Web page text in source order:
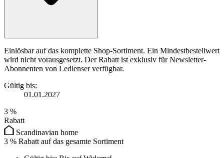
Einlösbar auf das komplette Shop-Sortiment. Ein Mindestbestellwert
wird nicht vorausgesetzt. Der Rabatt ist exklusiv für Newsletter-
Abonnenten von Ledlenser verfügbar.
Gültig bis:
01.01.2027
3 %
Rabatt
Scandinavian home
3 % Rabatt auf das gesamte Sortiment